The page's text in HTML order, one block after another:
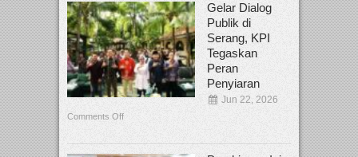
Gelar Dialog
Publik di
Serang, KPI
Tegaskan
Peran
Penyiaran
Jun 22, 2026
Comments Off